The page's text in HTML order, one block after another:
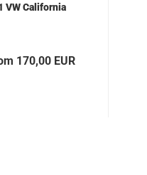
VW California
170,00 EUR